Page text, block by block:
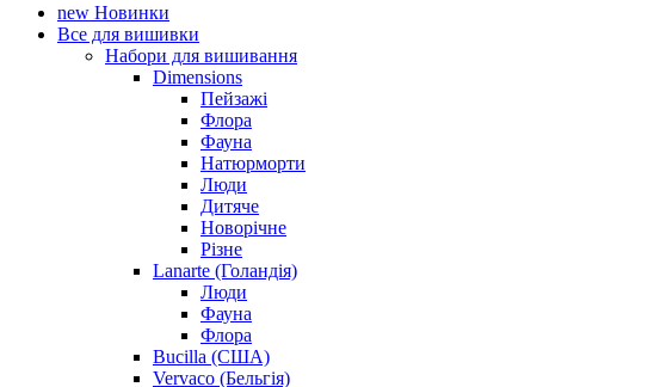
new Новинки
Все для вишивки
Набори для вишивання
Dimensions
Пейзажі
Флора
Фауна
Натюрморти
Люди
Дитяче
Новорічне
Різне
Lanarte (Голандія)
Люди
Фауна
Флора
Bucilla (США)
Vervaco (Бельгія)